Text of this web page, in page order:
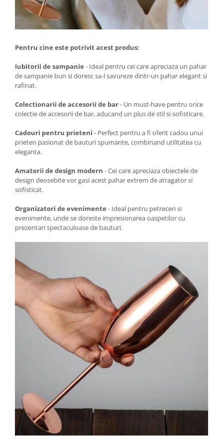
Pentru cine este potrivit acest produs:
Iubitorii de sampanie - Ideal pentru cei care apreciaza un pahar
de sampanie bun si doresc sa-l savureze dintr-un pahar elegant si
rafinat.
Colectionarii de accesorii de bar- Un must-have pentru orice
colectie de accesorii de bar, aducand un plus de stil si sofisticare.
Cadouri pentru prieteni - Perfect pentru a fi oferit cadou unui
prieten pasionat de bauturi spumante, combinand utilitatea cu
eleganta.
Amatorii de design modern - Cei care apreciaza obiectele de
design deosebite vor gasi acest pahar extrem de atragator si
sofisticat.
Organizatori de evenimente - Ideal pentru petreceri si
evenimente, unde se doreste impresionarea oaspetilor cu
prezentari spectaculoase de bauturi.